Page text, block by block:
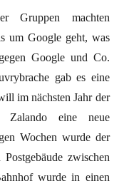
Gruppen machten
um Google geht, was
Google und Co.
gab es eine
im nächsten Jahr der
Zalando eine neue
Wochen wurde der
zwischen
wurde in einen